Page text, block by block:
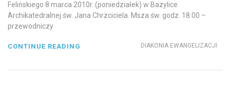
Felińskiego 8 marca 2010r. (poniedziałek) w Bazylice
Archikatedralnej św. Jana Chrzciciela. Msza św. godz. 18.00 –
przewodniczy
DIAKONIA EWANGELIZACJI
CONTINUE READING